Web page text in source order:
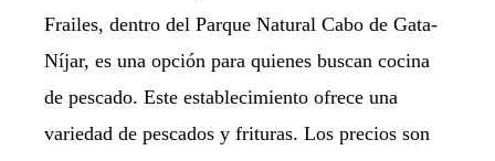
Frailes, dentro del Parque Natural Cabo de Gata-
Níjar, es una opción para quienes buscan cocina
de pescado. Este establecimiento ofrece una
variedad de pescados y frituras. Los precios son